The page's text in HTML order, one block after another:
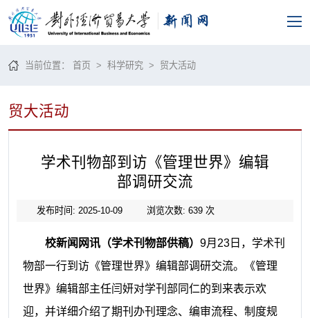
当前位置：首页 >科学研究 > 贸大活动
贸大活动
学术刊物部到访《管理世界》编辑
部调研交流
发布时间: 2025-10-09 浏览次数: 639次
校新闻网讯（学术刊物部供稿） 9月23日，学术刊
物部一行到访《管理世界》编辑部调研交流。《管理
世界》编辑部主任闫妍对学刊部同仁的到来表示欢
迎，并详细介绍了期刊办刊理念、编审流程、制度规